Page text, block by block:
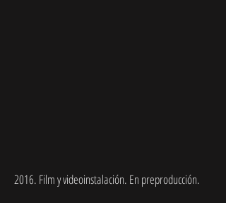
2016. Film y videoinstalación. En preproducción.